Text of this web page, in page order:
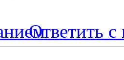
Ответить с